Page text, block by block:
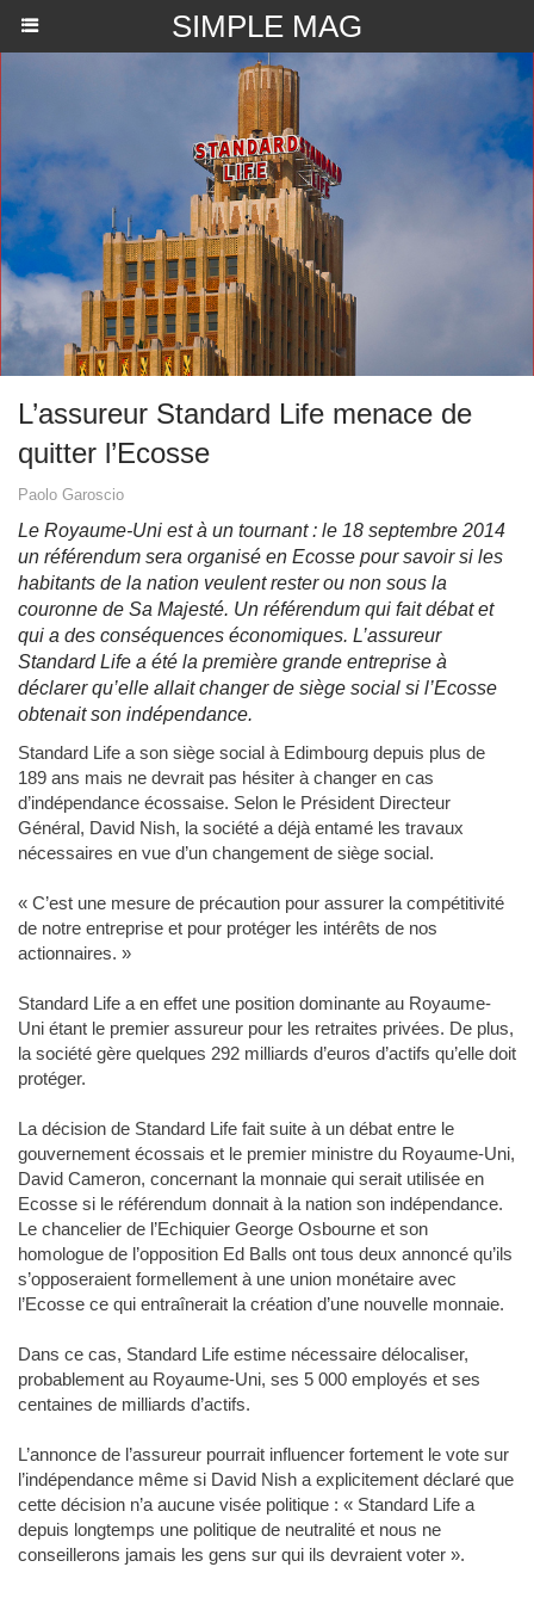
SIMPLE MAG
L’assureur Standard Life menace de
quitter l’Ecosse
Paolo Garoscio
Le Royaume-Uni est à un tournant : le 18 septembre 2014
un référendum sera organisé en Ecosse pour savoir si les
habitants de la nation veulent rester ou non sous la
couronne de Sa Majesté. Un référendum qui fait débat et
qui a des conséquences économiques. L’assureur
Standard Life a été la première grande entreprise à
déclarer qu’elle allait changer de siège social si l’Ecosse
obtenait son indépendance.
Standard Life a son siège social à Edimbourg depuis plus de
189 ans mais ne devrait pas hésiter à changer en cas
d’indépendance écossaise. Selon le Président Directeur
Général, David Nish, la société a déjà entamé les travaux
nécessaires en vue d’un changement de siège social.
« C’est une mesure de précaution pour assurer la compétitivité
de notre entreprise et pour protéger les intérêts de nos
actionnaires. »
Standard Life a en effet une position dominante au Royaume-
Uni étant le premier assureur pour les retraites privées. De plus,
la société gère quelques 292 milliards d’euros d’actifs qu’elle doit
protéger.
La décision de Standard Life fait suite à un débat entre le
gouvernement écossais et le premier ministre du Royaume-Uni,
David Cameron, concernant la monnaie qui serait utilisée en
Ecosse si le référendum donnait à la nation son indépendance.
Le chancelier de l’Echiquier George Osbourne et son
homologue de l’opposition Ed Balls ont tous deux annoncé qu’ils
s’opposeraient formellement à une union monétaire avec
l’Ecosse ce qui entraînerait la création d’une nouvelle monnaie.
Dans ce cas, Standard Life estime nécessaire délocaliser,
probablement au Royaume-Uni, ses 5 000 employés et ses
centaines de milliards d’actifs.
L’annonce de l’assureur pourrait influencer fortement le vote sur
l’indépendance même si David Nish a explicitement déclaré que
cette décision n’a aucune visée politique : « Standard Life a
depuis longtemps une politique de neutralité et nous ne
conseillerons jamais les gens sur qui ils devraient voter ».